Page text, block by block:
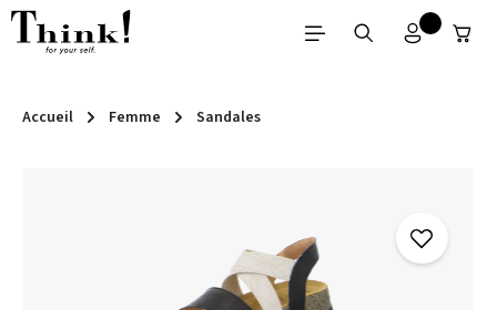
Passer au contenu principal
Accueil Femme Sandales